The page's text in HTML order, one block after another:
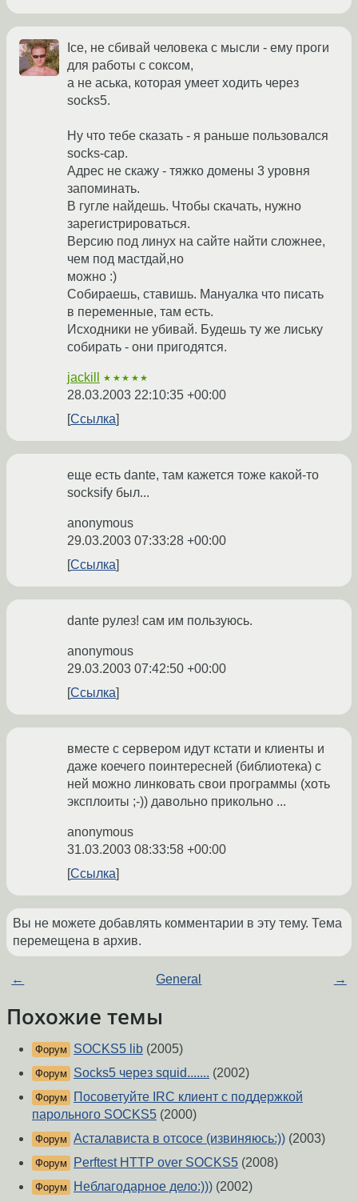
Ice, не сбивай человека с мысли - ему проги
для работы с соксом,
а не аська, которая умеет ходить через
socks5.
Ну что тебе сказать - я раньше пользовался
socks-cap.
Адрес не скажу - тяжко домены 3 уровня
запоминать.
В гугле найдешь. Чтобы скачать, нужно
зарегистрироваться.
Версию под линух на сайте найти сложнее,
чем под мастдай,но
можно :)
Собираешь, ставишь. Мануалка что писать
в переменные, там есть.
Исходники не убивай. Будешь ту же лиську
собирать - они пригодятся.
jackill ★★★★★
28.03.2003 22:10:35 +00:00
Ссылка
еще есть dante, там кажется тоже какой-то
socksify был...
anonymous
29.03.2003 07:33:28 +00:00
Ссылка
dante рулез! сам им пользуюсь.
anonymous
29.03.2003 07:42:50 +00:00
Ссылка
вместе с сервером идут кстати и клиенты и
даже коечего поинтересней (библиотека) с
ней можно линковать свои программы (хоть
эксплоиты ;-)) давольно прикольно ...
anonymous
31.03.2003 08:33:58 +00:00
Ссылка
Вы не можете добавлять комментарии в эту тему. Тема
перемещена в архив.
← General →
Похожие темы
Форум SOCKS5 lib (2005)
Форум Socks5 через squid....... (2002)
Форум
Посоветуйте IRC клиент с поддержкой
парольного SOCKS5 (2000)
Форум Асталависта в отсосе (извиняюсь:)) (2003)
Форум Perftest HTTP over SOCKS5 (2008)
Форум Неблагодарное дело:))) (2002)